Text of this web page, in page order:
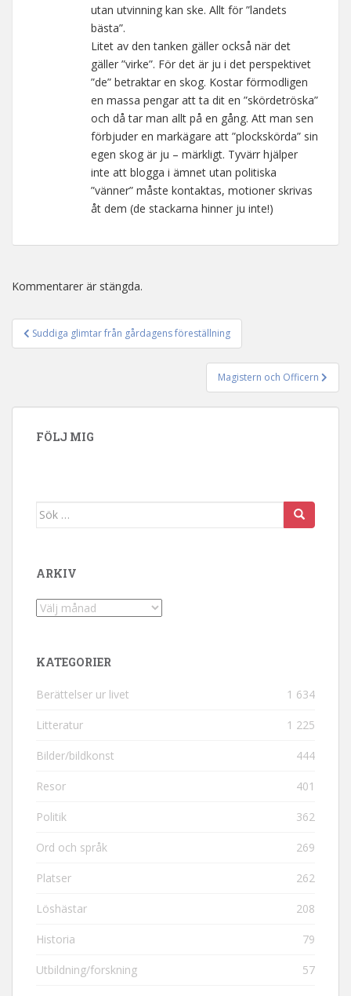
utan utvinning kan ske. Allt för ”landets
bästa”.
Litet av den tanken gäller också när det
gäller ”virke”. För det är ju i det perspektivet
”de” betraktar en skog. Kostar förmodligen
en massa pengar att ta dit en ”skördetröska”
och då tar man allt på en gång. Att man sen
förbjuder en markägare att ”plockskörda” sin
egen skog är ju – märkligt. Tyvärr hjälper
inte att blogga i ämnet utan politiska
”vänner” måste kontaktas, motioner skrivas
åt dem (de stackarna hinner ju inte!)
Kommentarer är stängda.
Inläggsnavigering
Suddiga glimtar från gårdagens föreställning
Magistern och Officern
FÖLJ MIG
Sök efter:
ARKIV
Arkiv
KATEGORIER
Berättelser ur livet 1 634
Litteratur 1 225
Bilder/bildkonst 444
Resor 401
Politik 362
Ord och språk 269
Platser 262
Löshästar 208
Historia 79
Utbildning/forskning 57